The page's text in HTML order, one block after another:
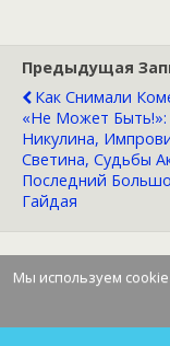
Предыдущая
Как Снимали
«Не Может
Никулина,
Светина, Судьбы
Последний
Гайдая
Мы используем